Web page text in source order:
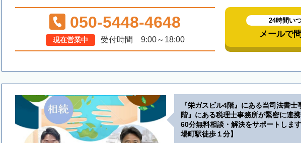
050-5448-4648
現在営業中 受付時間 9:00～18:00
24時間い
メールで
『栄ガスビル4階』にある当司法書
階』にある税理士事務所が緊密に連
60分無料相談・解決をサポートしま
場町駅徒歩１分】